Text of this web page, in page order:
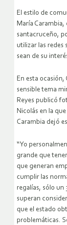
El estilo de
María
santacruceño,
utilizar las redes
sean de su
En esta
sensible tema
Reyes publicó
Nicolás en la
Carambia dejó
“Yo
grande que
que generan
cumplir las
regalías, sólo un
superan
que el estado
problemáticas.